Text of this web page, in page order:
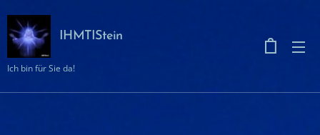
IHMTIStein
Ich bin für Sie da!